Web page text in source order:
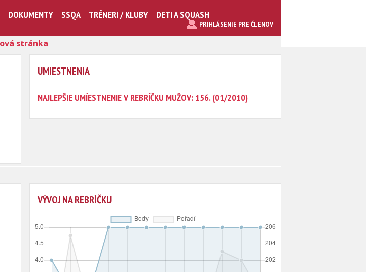
DOKUMENTY SSQA TRÉNERI / KLUBY DETI A SQUASH
PRIHLÁSENIE PRE ČLENOV
stránka
UMIESTNENIA
NAJLEPŠIE UMÍESTNENIE V REBRÍČKU MUŽOV: 156. (01/2010)
VÝVOJ NA REBRÍČKU